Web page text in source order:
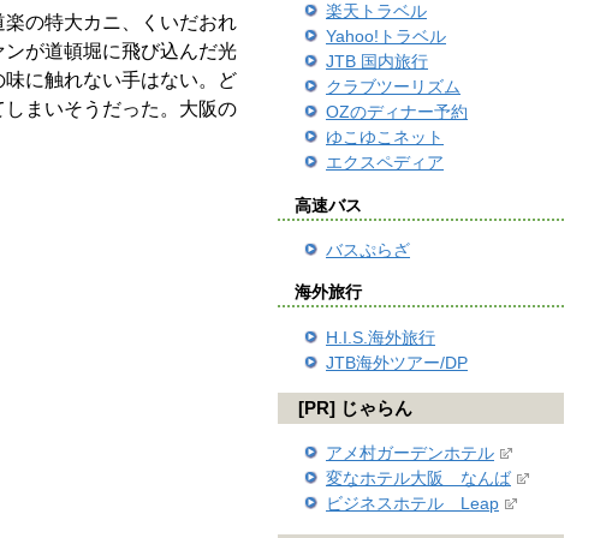
の特大カニ、くいだおれ
が道頓堀に飛び込んだ光
に触れない手はない。ど
まいそうだった。大阪の
楽天トラベル
Yahoo!トラベル
JTB 国内旅行
クラブツーリズム
OZのディナー予約
ゆこゆこネット
エクスペディア
高速バス
バスぷらざ
海外旅行
H.I.S.海外旅行
JTB海外ツアー/DP
[PR] じゃらん
アメ村ガーデンホテル
変なホテル大阪 なんば
ビジネスホテル Leap